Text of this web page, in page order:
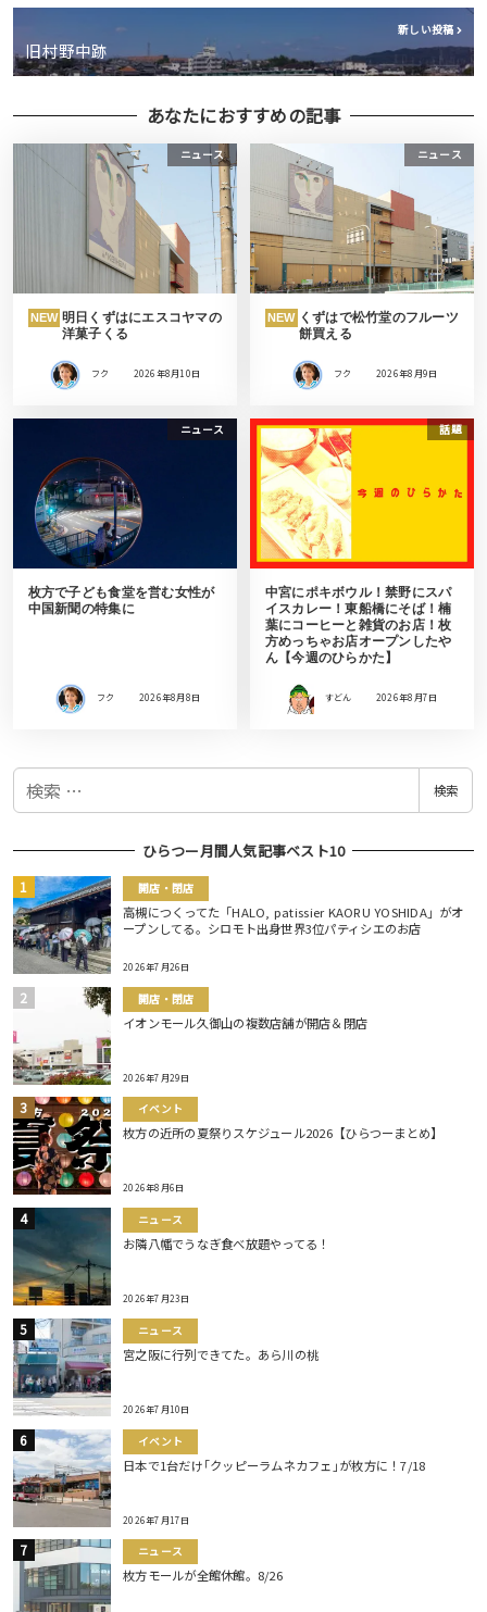
新しい投稿
旧村野中跡
あなたにおすすめの記事
ニュース
NEW 明日くずはにエスコヤマの
洋菓子くる
フク 2026年8月10日
ニュース
NEW くずはで松竹堂のフルーツ
餅買える
フク 2026年8月9日
ニュース
枚方で子ども食堂を営む女性が
中国新聞の特集に
フク 2026年8月8日
話題
中宮にポキボウル！禁野にスパ
イスカレー！東船橋にそば！楠
葉にコーヒーと雑貨のお店！枚
方めっちゃお店オープンしたや
ん【今週のひらかた】
すどん 2026年8月7日
検
検索
ひらつー月間人気記事ベスト10
開店・閉店
高槻につくってた「HALO, patissier KAORU YOSHIDA」がオ
ープンしてる。シロモト出身世界3位パティシエのお店
2026年7月26日
開店・閉店
イオンモール久御山の複数店舗が開店＆閉店
2026年7月29日
イベント
枚方の近所の夏祭りスケジュール2026【ひらつーまとめ】
2026年8月6日
ニュース
お隣八幡でうなぎ食べ放題やってる！
2026年7月23日
ニュース
宮之阪に行列できてた。あら川の桃
2026年7月10日
イベント
日本で1台だけ｢クッピーラムネカフェ｣が枚方に！7/18
2026年7月17日
ニュース
枚方モールが全館休館。8/26